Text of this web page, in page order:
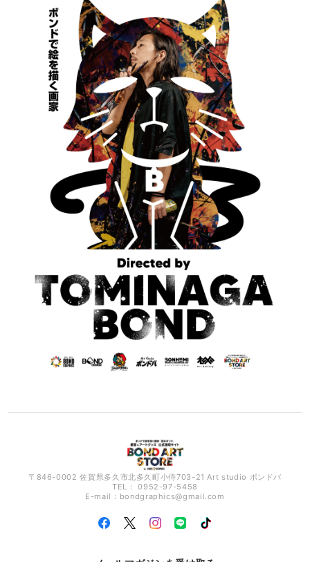
〒846-0002 佐賀県多久市北多久町小侍703-21 Art studio ボンドバ
TEL： 0952-97-5458
E-mail： bondgraphics@gmail.com